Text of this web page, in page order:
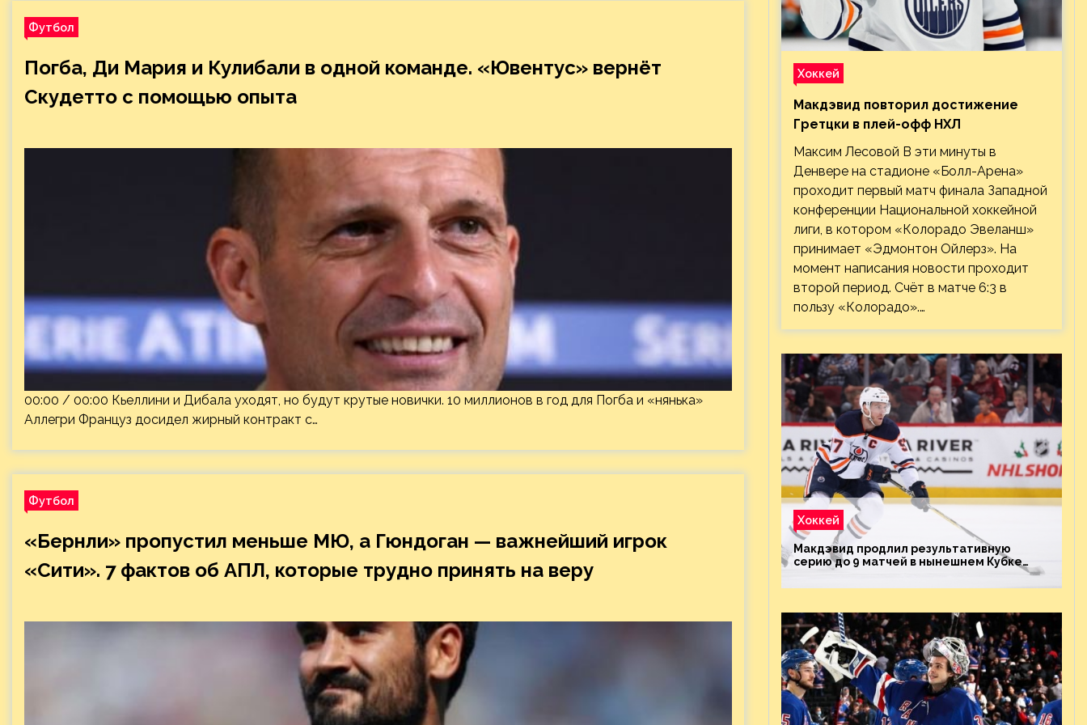
Футбол
Погба, Ди Мария и Кулибали в одной команде. «Ювентус» вернёт
Скудетто с помощью опыта
00:00 / 00:00 Кьеллини и Дибала уходят, но будут крутые новички. 10 миллионов в год для Погба и «нянька»
Аллегри Француз досидел жирный контракт с…
Футбол
«Бернли» пропустил меньше МЮ, а Гюндоган — важнейший игрок
«Сити». 7 фактов об АПЛ, которые трудно принять на веру
Хоккей
Макдэвид повторил достижение
Гретцки в плей-офф НХЛ
Максим Лесовой В эти минуты в
Денвере на стадионе «Болл-Арена»
проходит первый матч финала Западной
конференции Национальной хоккейной
лиги, в котором «Колорадо Эвеланш»
принимает «Эдмонтон Ойлерз». На
момент написания новости проходит
второй период. Счёт в матче 6:3 в
пользу «Колорадо».…
Хоккей
Макдэвид продлил результативную
серию до 9 матчей в нынешнем Кубке